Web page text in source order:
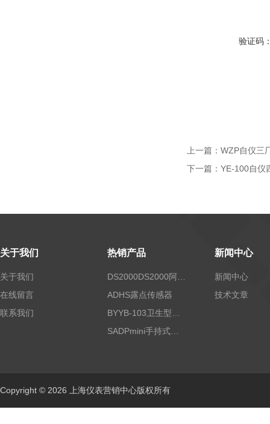
验证码
上一篇： WZP自仪三
下一篇： YE-100自仪
关于我们
关于我们
在线留言
联系我们
热销产品
ADHS露点传感器
新闻中心
新闻中心
技术文章
Copyright © 2026 上海仪表营销中心版权所有